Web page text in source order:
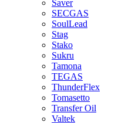
Saver
SECGAS
SoulLead
Stag
Stako
Sukru
Tamona
TEGAS
ThunderFlex
Tomasetto
Transfer Oil
Valtek